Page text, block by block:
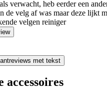
verwacht, heb eerder een
de velg af was maar deze lijkt
velgen reiniger
met tekst
accessoires